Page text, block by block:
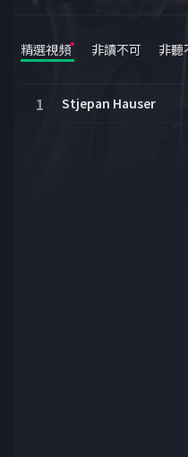
精選視頻 非讀不可 非聽
Stjepan Hauser